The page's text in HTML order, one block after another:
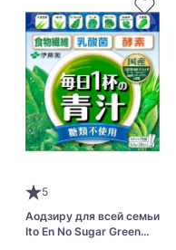
5
Аодзиру для всей семьи
Ito En No Sugar Green